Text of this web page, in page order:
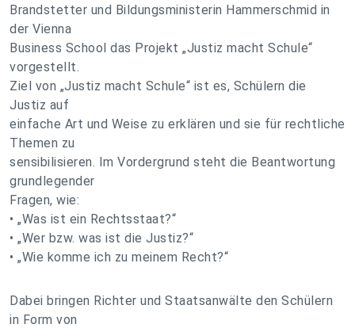
Brandstetter und Bildungsministerin Hammerschmid in
der Vienna
Business School das Projekt „Justiz macht Schule“
vorgestellt.
Ziel von „Justiz macht Schule“ ist es, Schülern die
Justiz auf
einfache Art und Weise zu erklären und sie für rechtliche
Themen zu
sensibilisieren. Im Vordergrund steht die Beantwortung
grundlegender
Fragen, wie:
• „Was ist ein Rechtsstaat?“
• „Wer bzw. was ist die Justiz?“
• „Wie komme ich zu meinem Recht?“
Dabei bringen Richter und Staatsanwälte den Schülern
in Form von